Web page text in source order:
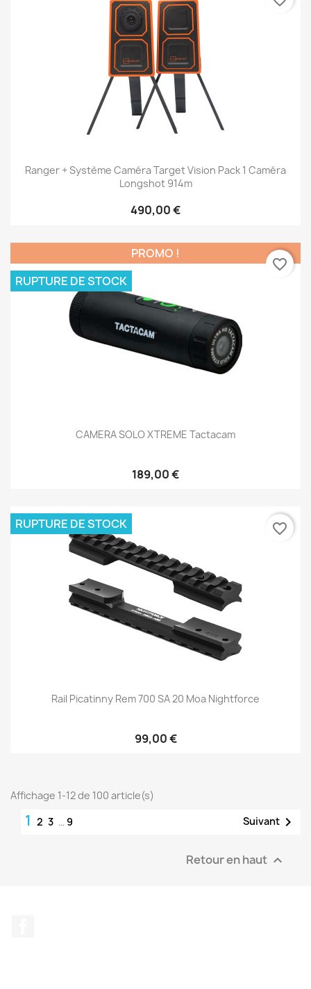
Ranger + Système Caméra Target Vision Pack 1 Caméra
Longshot 914m
490,00 €
CAMERA SOLO XTREME Tactacam
189,00 €
PROMO !
RUPTURE DE STOCK
favorite_border
Rail Picatinny Rem 700 SA 20 Moa Nightforce
99,00 €
RUPTURE DE STOCK favorite_border
Affichage 1-12 de 100 article(s)
1 2 3 … 9 Suivant 
Retour en haut 